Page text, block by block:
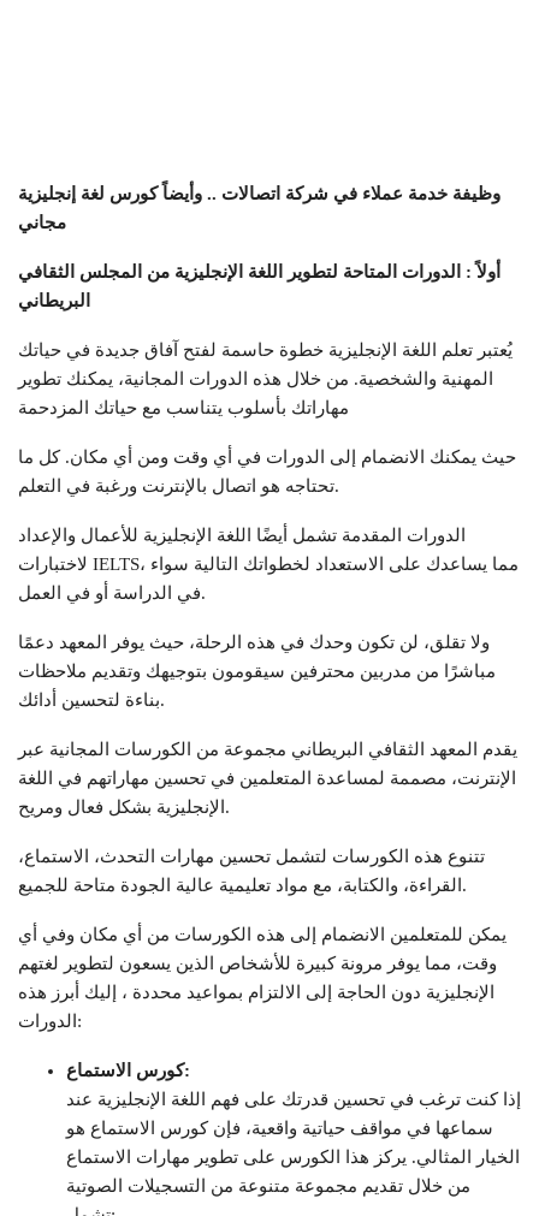
وظيفة خدمة عملاء في شركة اتصالات .. وأيضاً كورس لغة إنجليزية
مجاني
أولاً : الدورات المتاحة لتطوير اللغة الإنجليزية من المجلس الثقافي
البريطاني
يُعتبر تعلم اللغة الإنجليزية خطوة حاسمة لفتح آفاق جديدة في حياتك
المهنية والشخصية. من خلال هذه الدورات المجانية، يمكنك تطوير
مهاراتك بأسلوب يتناسب مع حياتك المزدحمة
حيث يمكنك الانضمام إلى الدورات في أي وقت ومن أي مكان. كل ما
تحتاجه هو اتصال بالإنترنت ورغبة في التعلم.
الدورات المقدمة تشمل أيضًا اللغة الإنجليزية للأعمال والإعداد
لاختبارات IELTS، مما يساعدك على الاستعداد لخطواتك التالية سواء
في الدراسة أو في العمل.
ولا تقلق، لن تكون وحدك في هذه الرحلة، حيث يوفر المعهد دعمًا
مباشرًا من مدربين محترفين سيقومون بتوجيهك وتقديم ملاحظات
بناءة لتحسين أدائك.
يقدم المعهد الثقافي البريطاني مجموعة من الكورسات المجانية عبر
الإنترنت، مصممة لمساعدة المتعلمين في تحسين مهاراتهم في اللغة
الإنجليزية بشكل فعال ومريح.
تتنوع هذه الكورسات لتشمل تحسين مهارات التحدث، الاستماع،
القراءة، والكتابة، مع مواد تعليمية عالية الجودة متاحة للجميع.
يمكن للمتعلمين الانضمام إلى هذه الكورسات من أي مكان وفي أي
وقت، مما يوفر مرونة كبيرة للأشخاص الذين يسعون لتطوير لغتهم
الإنجليزية دون الحاجة إلى الالتزام بمواعيد محددة ، إليك أبرز هذه
الدورات:
كورس الاستماع:
إذا كنت ترغب في تحسين قدرتك على فهم اللغة الإنجليزية عند
سماعها في مواقف حياتية واقعية، فإن كورس الاستماع هو
الخيار المثالي. يركز هذا الكورس على تطوير مهارات الاستماع
من خلال تقديم مجموعة متنوعة من التسجيلات الصوتية